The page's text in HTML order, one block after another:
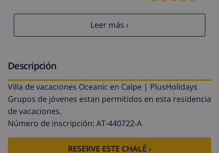
Leer más ›
Descripción
Villa de vacaciones Oceanic en Calpe | PlusHolidays
Grupos de jóvenes estan permitidos en esta residencia
de vacaciones.
Número de inscripción: AT-440722-A
RESERVE ESTE CHALÉ ›